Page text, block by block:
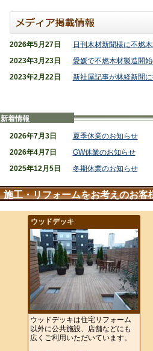
2026年5月27日
日刊木材新聞様に不燃
2023年3月23日
愛媛で不燃木材製造開
2023年2月22日
新社屋記事が林経新聞
新着情報
2026年7月3日
夏季休業のお知らせ
2026年4月7日
GW休業のお知らせ
2025年12月5日
冬期休業のお知らせ
施工・リフォームをお考えのお客
ウッドデッキ
ウッドデッキは住宅リフォーム
以外に公共施設、店舗などにも
広くご利用いただいています。